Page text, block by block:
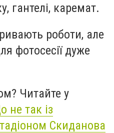
гантелі, каремат.
роботи, але
фотосесії дуже
Читайте у
не так із
Скиданова